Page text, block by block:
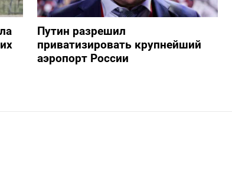
Путин разрешил
приватизировать крупнейший
аэропорт России